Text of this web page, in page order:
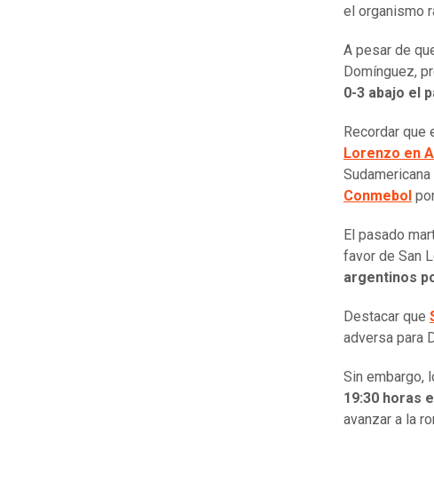
el organismo
A pesar de
Domínguez,
0-3 abajo el
Recordar que
Lorenzo en
Conmebol
El pasado
favor de San
argentinos
Destacar que
adversa para
Sin embargo,
19:30 horas
avanzar a la